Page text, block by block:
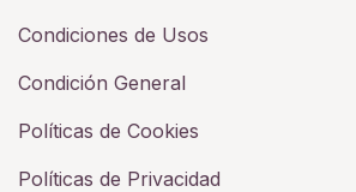
Condiciones de Usos
Condición General
Políticas de Cookies
Políticas de Privacidad